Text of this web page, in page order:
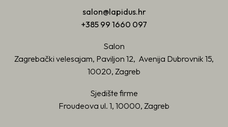
salon@lapidus.hr
+385 99 1660 097
Salon
Zagrebački velesajam, Paviljon 12, Avenija Dubrovnik 15,
10020, Zagreb
Sjedište firme
Froudeova ul. 1, 10000, Zagreb